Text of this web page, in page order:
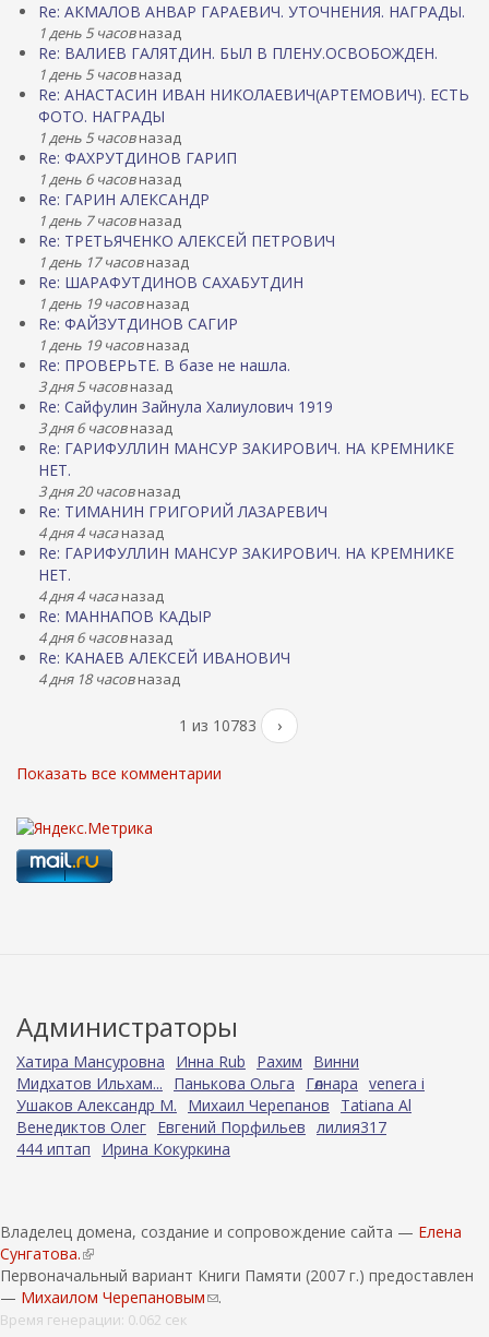
Re: АКМАЛОВ АНВАР ГАРАЕВИЧ. УТОЧНЕНИЯ. НАГРАДЫ.
1 день 5 часовназад
Re: ВАЛИЕВ ГАЛЯТДИН. БЫЛ В ПЛЕНУ.ОСВОБОЖДЕН.
1 день 5 часовназад
Re: АНАСТАСИН ИВАН НИКОЛАЕВИЧ(АРТЕМОВИЧ). ЕСТЬ
ФОТО. НАГРАДЫ
1 день 5 часовназад
Re: ФАХРУТДИНОВ ГАРИП
1 день 6 часовназад
Re: ГАРИН АЛЕКСАНДР
1 день 7 часовназад
Re: ТРЕТЬЯЧЕНКО АЛЕКСЕЙ ПЕТРОВИЧ
1 день 17 часовназад
Re: ШАРАФУТДИНОВ САХАБУТДИН
1 день 19 часовназад
Re: ФАЙЗУТДИНОВ САГИР
1 день 19 часовназад
Re: ПРОВЕРЬТЕ. В базе не нашла.
3 дня 5 часовназад
Re: Сайфулин Зайнула Халиулович 1919
3 дня 6 часовназад
Re: ГАРИФУЛЛИН МАНСУР ЗАКИРОВИЧ. НА КРЕМНИКЕ
НЕТ.
3 дня 20 часовназад
Re: ТИМАНИН ГРИГОРИЙ ЛАЗАРЕВИЧ
4 дня 4 часаназад
Re: ГАРИФУЛЛИН МАНСУР ЗАКИРОВИЧ. НА КРЕМНИКЕ
НЕТ.
4 дня 4 часаназад
Re: МАННАПОВ КАДЫР
4 дня 6 часовназад
Re: КАНАЕВ АЛЕКСЕЙ ИВАНОВИЧ
4 дня 18 часовназад
1 из 10783 ›
Показать все комментарии
Администраторы
Хатира Мансуровна Инна Rub Рахим
Винни
Мидхатов Ильхам...
Панькова Ольга Гөлнара venera i
Ушаков Александр М.
Михаил Черепанов
Tatiana Al
Венедиктов Олег Евгений Порфильев лилия317
444 иптап
Ирина Кокуркина
Владелец домена, создание и сопровождение сайта — Елена
Сунгатова.(
в
н
е
Первоначальный вариант Книги Памяти (2007 г.) предоставлен
— Михаилом Черепановым( .
Время генерации: 0.062 сек